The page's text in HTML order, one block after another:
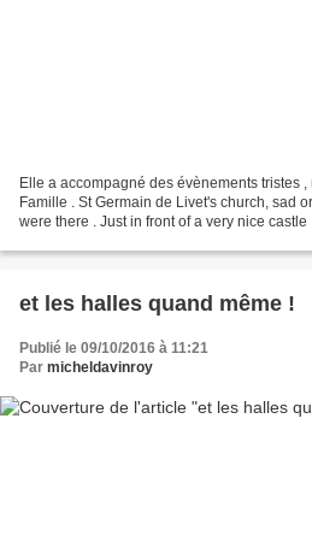
Elle a accompagné des évènements tristes
Famille . St Germain de Livet's church, sad
were there . Just in front of a very nice
et les halles quand même !
Publié le 09/10/2016 à 11:21
Par micheldavinroy